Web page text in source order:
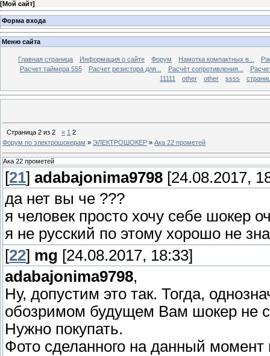
[Мой сайт]
Форма входа
Меню сайта
Главная страница Информация о сайте Форум Намотка компактных в...
Расчет таймера 555
Расчет резистора для... Расчёт сопротивления...
11111
other other ssss
Страница 2 из 2 « 1 2
Форум по электрошокерам » ЭЛЕКТРОШОКЕР » Ака 22 прометей
Ака 22 прометей
[21] adabajonima9798 [24.08.2017,
да нет вы че ???
я человек просто хочу себе шокер
я не русский по этому хорошо не
[22] mg [24.08.2017, 18:33]
adabajonima9798,
Ну, допустим это так. Тогда,
обозримом будущем Вам шокер не
Нужно покупать.
Фото сделанного на данный